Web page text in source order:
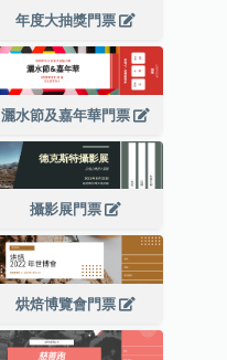
年度大抽獎門票
灑水節及嘉年華門票
攝影展門票
烘焙博覽會門票